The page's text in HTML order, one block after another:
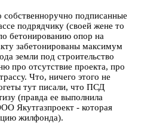
подписанные
подрядчику (своей жене то
бетонированию опор на
забетонированы максимум
земли под строительство
про отсутствие проекта, про
Что, ничего этого не
тут писали, что ПСД
(правда ее выполнила
Якутгазпроект - которая
жилфонда).